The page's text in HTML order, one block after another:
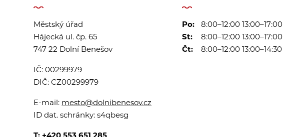
Městský úřad
Hájecká ul. čp. 65
747 22 Dolní Benešov
IČ:00299979
DIČ:CZ00299979
E-mail: mesto@dolnibenesov.cz
ID dat. schránky:s4qbesg
Po:
8:00–12:00 13:00–17:00
St:
8:00–12:00 13:00–17:00
Čt:
8:00–12:00 13:00–14:30